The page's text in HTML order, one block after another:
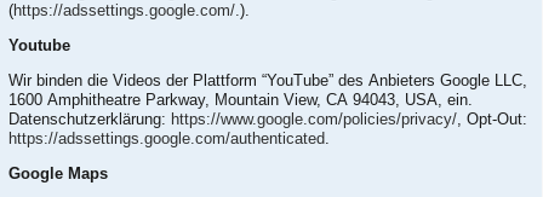
(https://adssettings.google.com/. ).
Youtube
Wir binden die Videos der Plattform “YouTube” des Anbieters Google LLC,
1600 Amphitheatre Parkway, Mountain View, CA 94043, USA, ein.
Datenschutzerklärung: https://www.google.com/policies/privacy/ , Opt-Out:
https://adssettings.google.com/authenticated
Google Maps